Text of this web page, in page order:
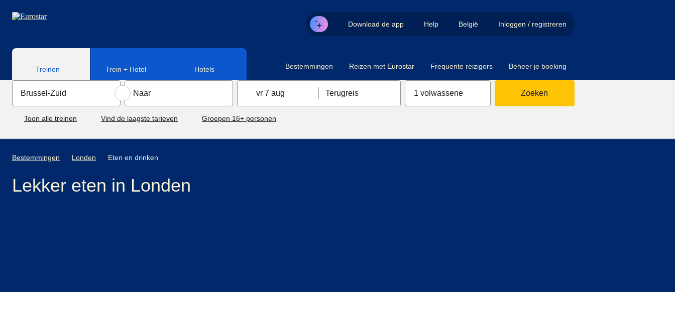
Download de app Help België Inloggen / registreren
Treinen Trein + Hotel Hotels Bestemmingen Reizen met Eurostar Frequente reizigers Beheer je boeking
vr 7 aug Terugreis 1 volwassene Zoeken
Toon alle treinen Vind de laagste tarieven Groepen 16+ personen
Bestemmingen Londen Eten en drinken
Lekker eten in Londen